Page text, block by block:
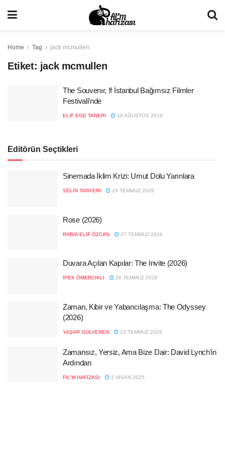
Home Tag jack mcmullen
Etiket: jack mcmullen
The Souvenır, !f İstanbul Bağımsız Filmler
Festivali’nde
ELIF EGE TANERI 16 AĞUSTOS 2019
Editörün Seçtikleri
Sinemada İklim Krizi: Umut Dolu Yarınlara
SELIN TANYERI 29 TEMMUZ 2026
Rose (2026)
RABIA ELIF ÖZCAN 27 TEMMUZ 2026
Duvara Açılan Kapılar: The Invite (2026)
İPEK ÖMERCIKLI 26 TEMMUZ 2026
Zaman, Kibir ve Yabancılaşma: The Odyssey
(2026)
YAŞAR GÜLVEREN 23 TEMMUZ 2026
Zamansız, Yersiz, Ama Bize Dair: David Lynch’in
Ardından
FIL'M HAFIZASI 2 NISAN 2025